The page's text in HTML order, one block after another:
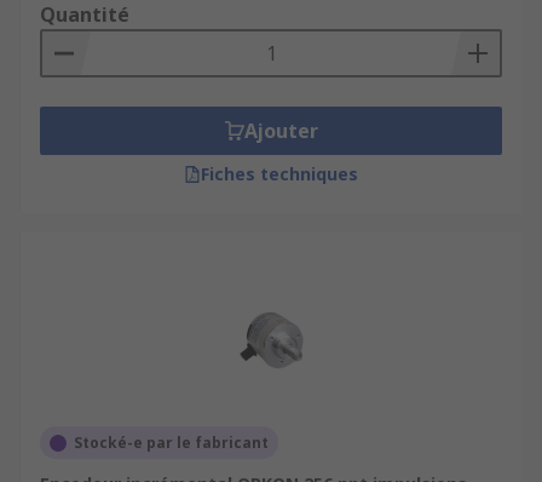
Quantité
Ajouter
Fiches techniques
Stocké-e par le fabricant